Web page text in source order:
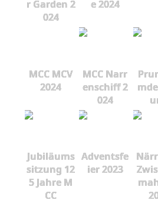
r Garden 2
024
e 2024
MCC MCV
2024
MCC Narr
enschiff 2
024
Jubiläums
sitzung 12
5 Jahre M
CC
Adventsfe
ier 2023